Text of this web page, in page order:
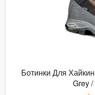
Ботинки Для
Grey